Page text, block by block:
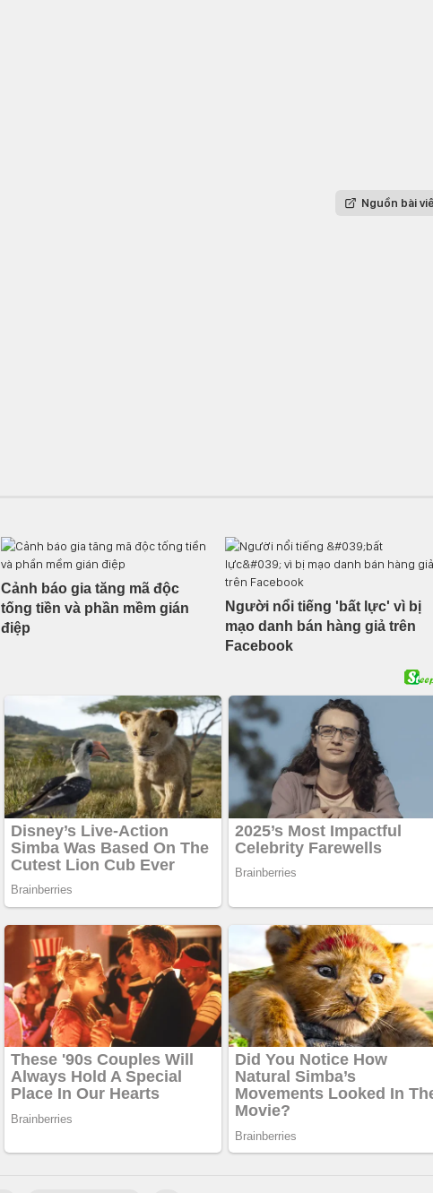
Nguồn bài
Cảnh báo gia tăng mã độc
tống tiền và phần mềm gián
điệp
Người nổi tiếng 'bất lực' vì bị
mạo danh bán hàng giả trên
Facebook